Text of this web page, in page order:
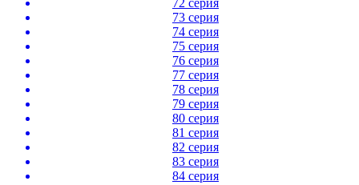
73 серия
74 серия
75 серия
76 серия
77 серия
78 серия
79 серия
80 серия
81 серия
82 серия
83 серия
84 серия